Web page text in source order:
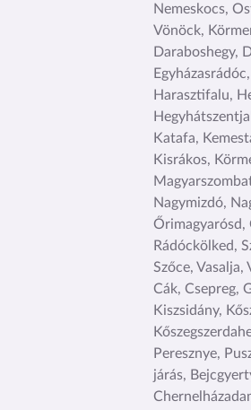
Nemeskocs,
Vönöck,
Daraboshegy,
Harasztifalu,
Katafa,
Kisrákos,
Nagymizdó,
Őrimagyarósd,
Rádóckölked,
Szőce, Vasalja,
Cák, Csepreg,
Kiszsidány,
Peresznye,
járás,